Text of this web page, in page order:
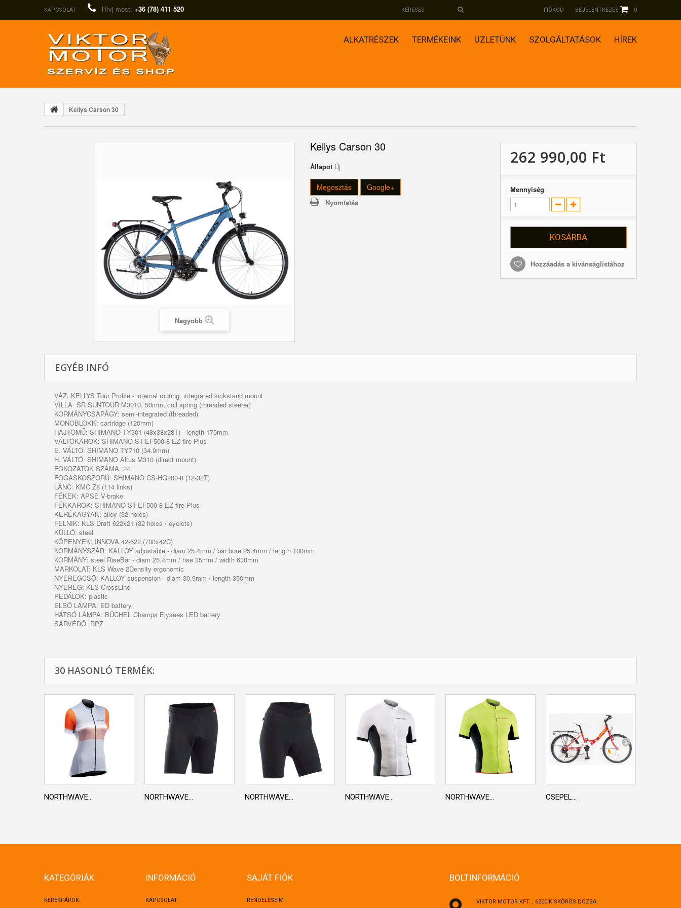
KAPCSOLAT Hívj most: +36 (78) 411 520 0
BEJELENTKEZÉS
FIÓKOD
ALKATRÉSZEK TERMÉKEINK ÜZLETÜNK SZOLGÁLTATÁSOK HÍREK
Kellys Carson 30
Nagyobb
Kellys Carson 30
Állapot Új
Megosztás Google+
Nyomtatás
262 990,00 Ft‎
Mennyiség
KOSÁRBA
Hozzáadás a kívánságlistához
EGYÉB INFÓ
VÁZ: KELLYS Tour Profile - internal routing, integrated kickstand mount
VILLA: SR SUNTOUR M3010, 50mm, coil spring (threaded steerer)
KORMÁNYCSAPÁGY: semi-integrated (threaded)
MONOBLOKK: cartridge (120mm)
HAJTÓMŰ: SHIMANO TY301 (48x38x28T) - length 175mm
VÁLTÓKAROK: SHIMANO ST-EF500-8 EZ-fire Plus
E. VÁLTÓ: SHIMANO TY710 (34.9mm)
H. VÁLTÓ: SHIMANO Altus M310 (direct mount)
FOKOZATOK SZÁMA: 24
FOGASKOSZORÚ: SHIMANO CS-HG200-8 (12-32T)
LÁNC: KMC Z8 (114 links)
FÉKEK: APSE V-brake
FÉKKAROK: SHIMANO ST-EF500-8 EZ-fire Plus
KERÉKAGYAK: alloy (32 holes)
FELNIK: KLS Draft 622x21 (32 holes / eyelets)
KÜLLŐ: steel
KÖPENYEK: INNOVA 42-622 (700x42C)
KORMÁNYSZÁR: KALLOY adjustable - diam 25.4mm / bar bore 25.4mm / length 100mm
KORMÁNY: steel RiseBar - diam 25.4mm / rise 35mm / width 630mm
MARKOLAT: KLS Wave 2Density ergonomic
NYEREGCSŐ: KALLOY suspension - diam 30.9mm / length 350mm
NYEREG: KLS CrossLine
PEDÁLOK: plastic
ELSŐ LÁMPA: ED battery
HÁTSÓ LÁMPA: BÜCHEL Champs Elysees LED battery
SÁRVÉDŐ: RPZ
30 HASONLÓ TERMÉK:
NORTHWAVE... NORTHWAVE... NORTHWAVE... NORTHWAVE... NORTHWAVE... CSEPEL...
KATEGÓRIÁK
KERÉKPÁROK
INFORMÁCIÓ
KAPCSOLAT
SAJÁT FIÓK
RENDELÉSEIM
BOLTINFORMÁCIÓ
VIKTOR MOTOR KFT. , 6200 KISKŐRÖS DÓZSA